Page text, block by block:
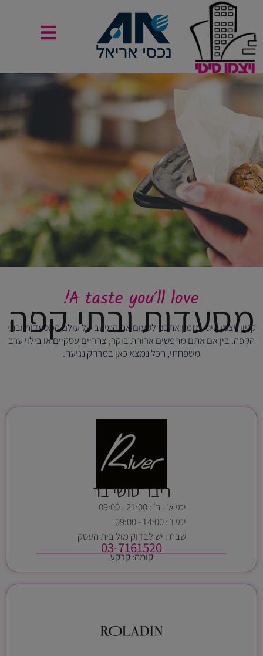
A taste you'll love!
מסעדות ובתי קפה
קניון ויצמן סיטי מזמין אתכם לטעום את המיטב של עולם המסעדות ובתי
הקפה. בין אם אתם מחפשים ארוחת בוקר, צהריים עסקיים או בילוי ערב
משפחתי, הכל נמצא כאן במרחק נגיעה.
ריבר סושי בר
ימי א׳ - ה׳ : 21:00 - 09:00
ימי ו׳ : 14:00 - 09:00
שבת : יש לבדוק מול בית העסק
03-7161520
קומה: קרקע